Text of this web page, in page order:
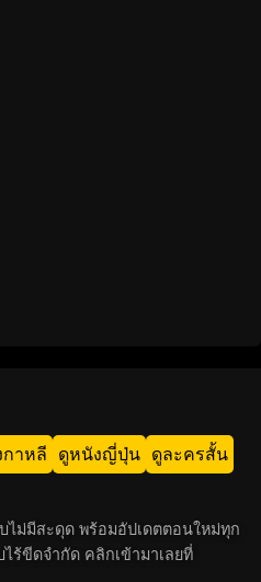
าหลี ดูหนังญี่ปุ่น ดูละครสั้น
ม่มีสะดุด พร้อมอัปเดตตอนใหม่ทุก
ร้ขีดจำกัด คลิกเข้ามาเลยที่